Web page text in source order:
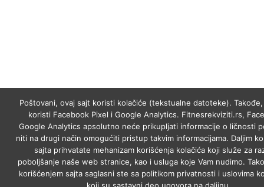
Poštovani, ovaj sajt koristi kolačiće (tekstualne datoteke).
koristi Facebook Pixel i Google Analytics. Fitnesrekviziti.rs,
Google Analytics apsolutno neće prikupljati informacije o ličnosti
niti na drugi način omogućiti pristup takvim informacijama. Daljim
sajta prihvatate mehanizam korišćenja kolačića koji služe za
poboljšanje naše web stranice, kao i usluga koje Vam nudimo.
korišćenjem sajta saglasni ste sa politikom privatnosti i uslovima